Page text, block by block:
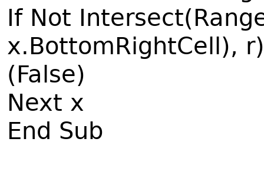
If Not
x.BottomRightCell),
(False)
Next x
End Sub